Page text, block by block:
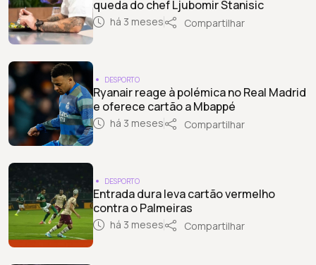
queda do chef Ljubomir Stanisic
há 3 meses Compartilhar
DESPORTO
Ryanair reage à polémica no Real Madrid
e oferece cartão a Mbappé
há 3 meses Compartilhar
DESPORTO
Entrada dura leva cartão vermelho
contra o Palmeiras
há 3 meses Compartilhar